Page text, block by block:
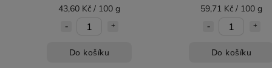
43,60 Kč / 100 g
Do košíku
59,71 Kč / 100 g
Do košíku